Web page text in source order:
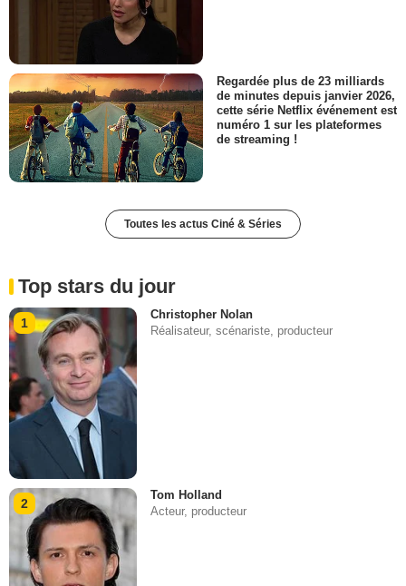
Regardée plus de 23 milliards
de minutes depuis janvier 2026,
cette série Netflix événement est
numéro 1 sur les plateformes
de streaming !
Toutes les actus Ciné & Séries
Top stars du jour
1
Christopher Nolan
Réalisateur, scénariste, producteur
2
Tom Holland
Acteur, producteur